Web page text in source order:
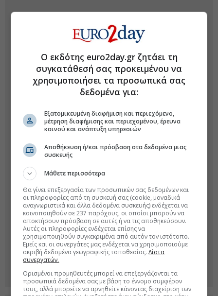
Ο εκδότης euro2day.gr ζητάει τη
συγκατάθεσή σας προκειμένου να
χρησιμοποιήσει τα προσωπικά σας
δεδομένα για:
Εξατομικευμένη διαφήμιση και περιεχόμενο,
μέτρηση διαφήμισης και περιεχομένου, έρευνα
κοινού και ανάπτυξη υπηρεσιών
Αποθήκευση ή/και πρόσβαση στα δεδομένα μιας
συσκευής
Μάθετε περισσότερα
Θα γίνει επεξεργασία των προσωπικών σας δεδομένων και
οι πληροφορίες από τη συσκευή σας (cookie, μοναδικά
αναγνωριστικά και άλλα δεδομένα συσκευής) ενδέχεται να
κοινοποιηθούν σε 237 παρόχους, οι οποίοι μπορούν να
αποκτήσουν πρόσβαση σε αυτές ή να τις αποθηκεύσουν.
Αυτές οι πληροφορίες ενδέχεται επίσης να
χρησιμοποιηθούν συγκεκριμένα από αυτόν τον ιστότοπο.
Εμείς και οι συνεργάτες μας ενδέχεται να χρησιμοποιούμε
ακριβή δεδομένα γεωγραφικής τοποθεσίας.Λίστα
συνεργατών.
Ορισμένοι προμηθευτές μπορεί να επεξεργάζονται τα
προσωπικά δεδομένα σας με βάση το έννομο συμφέρον
τους, αλλά μπορείτε να αρνηθείτε κάνοντας διαχείριση των